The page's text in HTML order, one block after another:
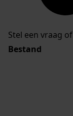
Stel een vraag
Bestand